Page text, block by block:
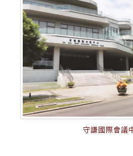
守謙國際會議